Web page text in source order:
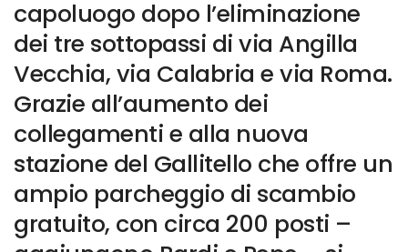
capoluogo dopo l’eliminazione
dei tre sottopassi di via Angilla
Vecchia, via Calabria e via Roma.
Grazie all’aumento dei
collegamenti e alla nuova
stazione del Gallitello che offre un
ampio parcheggio di scambio
gratuito, con circa 200 posti –